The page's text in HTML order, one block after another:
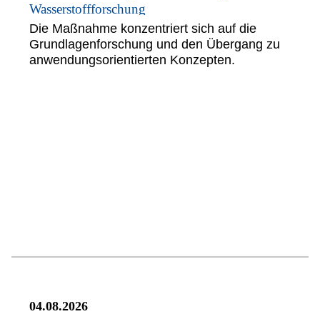
Wasserstoffforschung
Die Maßnahme konzentriert sich auf die
Grundlagenforschung und den Übergang zu
anwendungsorientierten Konzepten.
04.08.2026